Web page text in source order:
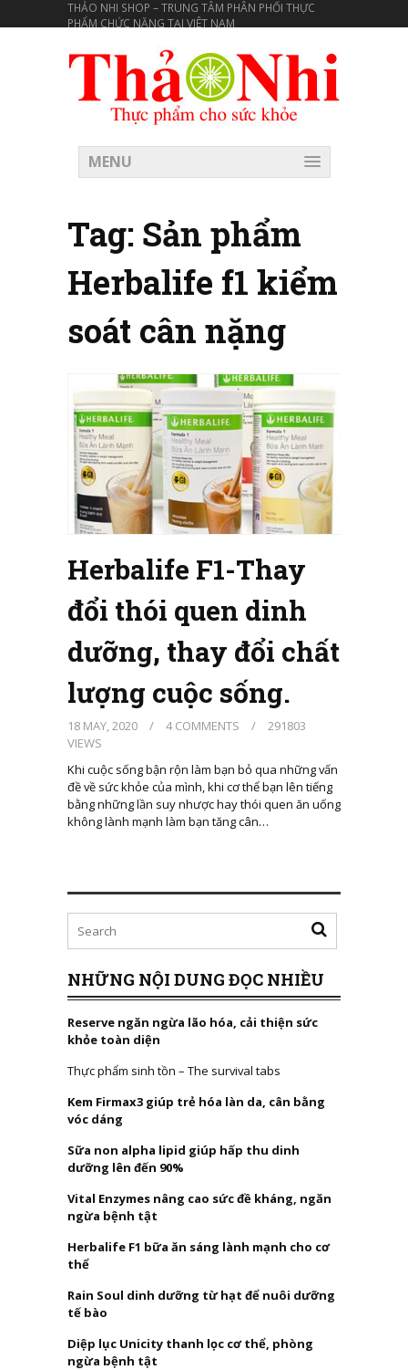
THẢO NHI SHOP – TRUNG TÂM PHÂN PHỐI THỰC
PHẨM CHỨC NĂNG TẠI VIÊT NAM
MENU
Tag: Sản phẩm
Herbalife f1 kiểm
soát cân nặng
Herbalife F1-Thay
đổi thói quen dinh
dưỡng, thay đổi chất
lượng cuộc sống.
18 MAY, 2020 / 4 COMMENTS /
291803
VIEWS
Khi cuộc sống bận rộn làm bạn bỏ qua những vấn
đề về sức khỏe của mình, khi cơ thể bạn lên tiếng
bằng những lần suy nhược hay thói quen ăn uống
không lành mạnh làm bạn tăng cân…
NHỮNG NỘI DUNG ĐỌC NHIỀU
Reserve ngăn ngừa lão hóa, cải thiện sức
khỏe toàn diện
Thực phẩm sinh tồn – The survival tabs
Kem Firmax3 giúp trẻ hóa làn da, cân bằng
vóc dáng
Sữa non alpha lipid giúp hấp thu dinh
dưỡng lên đến 90%
Vital Enzymes nâng cao sức đề kháng, ngăn
ngừa bệnh tật
Herbalife F1 bữa ăn sáng lành mạnh cho cơ
thể
Rain Soul dinh dưỡng từ hạt để nuôi dưỡng
tế bào
Diệp lục Unicity thanh lọc cơ thể, phòng
ngừa bệnh tật